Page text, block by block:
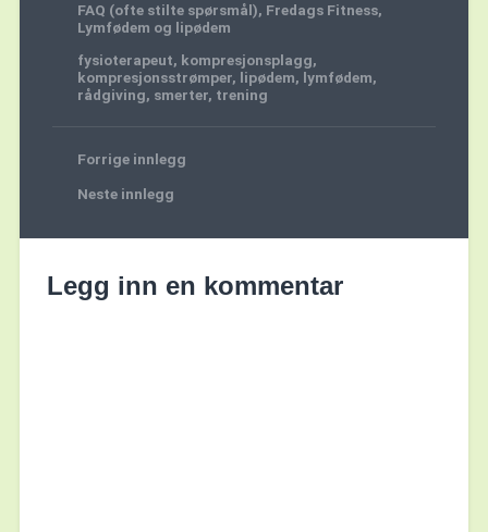
FAQ (ofte stilte spørsmål), Fredags Fitness,
Lymfødem og lipødem
fysioterapeut, kompresjonsplagg,
kompresjonsstrømper, lipødem, lymfødem,
rådgiving, smerter, trening
Forrige innlegg
Neste innlegg
Legg inn en kommentar